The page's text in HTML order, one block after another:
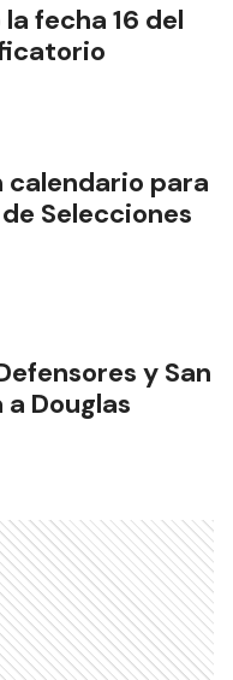
fecha 16 del
calendario para
Selecciones
y San
Douglas